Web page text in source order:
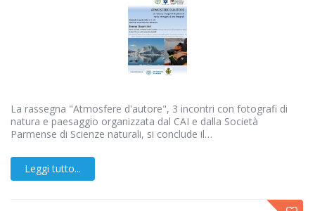
La rassegna "Atmosfere d'autore", 3 incontri con fotografi di
natura e paesaggio organizzata dal CAI e dalla Società
Parmense di Scienze naturali, si conclude il…
Leggi tutto...